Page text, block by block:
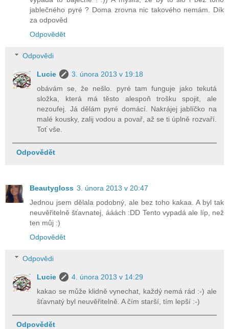
jablečného pyré ? Doma zrovna nic takového nemám. Dík
za odpověd
Odpovědět
Odpovědi
Lucie
3. února 2013 v 19:18
obávám se, že nešlo. pyré tam funguje jako tekutá
složka, která má těsto alespoň trošku spojit, ale
nezoufej. Já dělám pyré domácí. Nakrájej jablíčko na
malé kousky, zalij vodou a povař, až se ti úplně rozvaří.
Toť vše.
Odpovědět
Beautygloss 3. února 2013 v 20:47
Jednou jsem dělala podobný, ale bez toho kakaa. A byl tak
neuvěřitelně šťavnatej, ááách :DD Tento vypadá ale líp, než
ten můj :)
Odpovědět
Odpovědi
Lucie
4. února 2013 v 14:29
kakao se může klidně vynechat, každý nemá rád :-) ale
šťavnatý byl neuvěřitelně. A čím starší, tím lepší :-)
Odpovědět